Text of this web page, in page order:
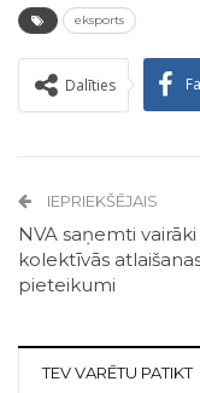
eksports
Dalīties
IEPRIEKŠĒJAIS
NVA saņemti vairāki
kolektīvās
pieteikumi
TEV VARĒTU PATIKT